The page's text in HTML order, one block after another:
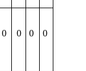
0 0 0 0